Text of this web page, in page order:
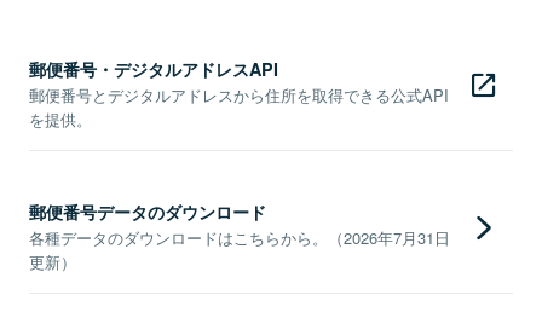
郵便番号・デジタルアドレスAPI
郵便番号とデジタルアドレスから住所を取得できる公式API
を提供。
郵便番号データのダウンロード
各種データのダウンロードはこちらから。（2026年7月31日
更新）